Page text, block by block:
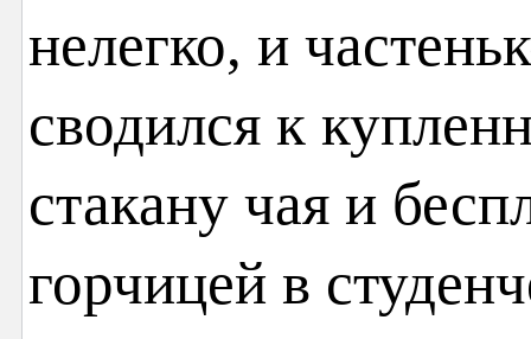
нелегко, и
сводился к
стакану чая и
горчицей в